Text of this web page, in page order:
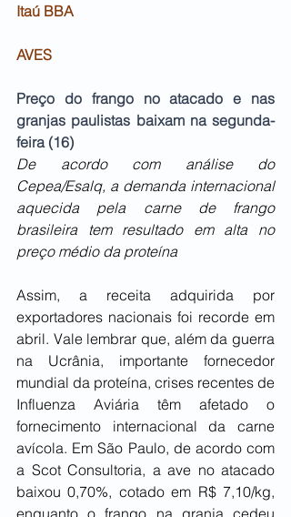
Itaú BBA
AVES
Preço do frango no atacado e nas
granjas paulistas baixam na segunda-
feira (16)
De acordo com análise do
Cepea/Esalq, a demanda internacional
aquecida pela carne de frango
brasileira tem resultado em alta no
preço médio da proteína
Assim, a receita adquirida por
exportadores nacionais foi recorde em
abril. Vale lembrar que, além da guerra
na Ucrânia, importante fornecedor
mundial da proteína, crises recentes de
Influenza Aviária têm afetado o
fornecimento internacional da carne
avícola. Em São Paulo, de acordo com
a Scot Consultoria, a ave no atacado
baixou 0,70%, cotado em R$ 7,10/kg,